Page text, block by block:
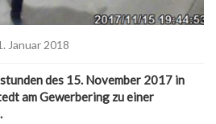
Januar 2018
des 15. November 2017 in
am Gewerbering zu einer